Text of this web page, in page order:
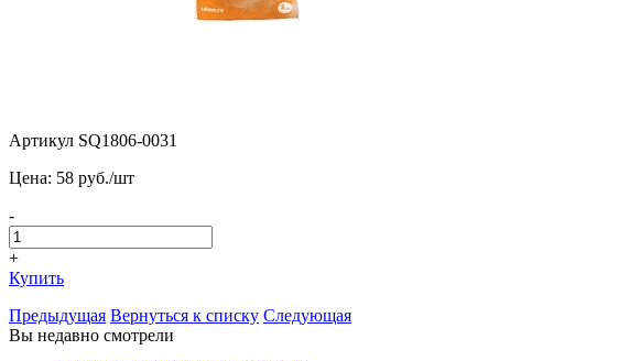
Артикул SQ1806-0031
Цена: 58 pуб./шт
-
+
Купить
Предыдущая Вернуться к списку Следующая
Вы недавно смотрели